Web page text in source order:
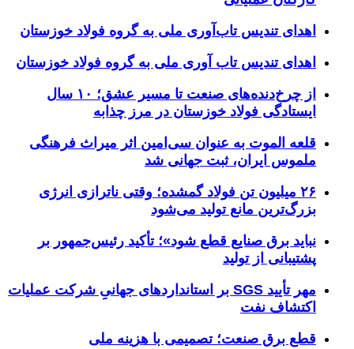
اهدای تندیس تاب‌آوری ملی به گروه فولاد خوزستان
اهدای تندیس تاب آوری ملی به گروه فولاد خوزستان
از چرخ‌دنده‌های صنعت تا مسیر عشق؛ ۱۰ سال
ایستادگی فولاد خوزستان در مرز چذابه
قلعه الموت به عنوان سی‌امین اثر میراث‌ فرهنگی
ملموس ایران، ثبت جهانی شد
۲۶ میلیون تن فولاد گمشده؛ وقتی ناترازی انرژی
بزرگ‌ترین مانع تولید می‌شود
نباید برق صنایع قطع شود»؛ تأکید رئیس‌جمهور بر
پشتیبانی از تولید
مهر تأیید SGS بر استانداردهای جهانیِ شرکت عملیات
اکتشاف نفت
قطع برق صنعت؛ تصمیمی با هزینه ملی